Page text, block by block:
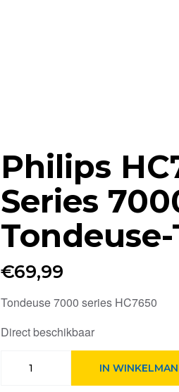
Philips
Series
€69,99
Tondeuse 7000 series HC7650
Direct beschikbaar
HC7650/15
IN